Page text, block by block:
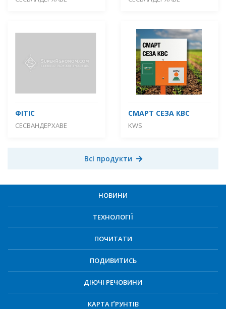
ФІТІС
СЕСВАНДЕРХАВЕ
СМАРТ СЕЗА КВС
KWS
Всі продукти
НОВИНИ
ТЕХНОЛОГІЇ
ПОЧИТАТИ
ПОДИВИТИСЬ
ДІЮЧІ РЕЧОВИНИ
КАРТА ҐРУНТІВ